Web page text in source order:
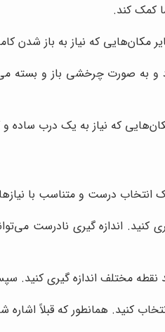
کمک کند.
مکان‌هایی که نیاز به باز شدن
و به صورت چرخشی باز و بسته
که نیاز به یک درب ساده
انتخاب درست و متناسب با
کنید. اندازه گیری نادرست
مختلف اندازه گیری کنید.
کنید. همانطور که قبلاً